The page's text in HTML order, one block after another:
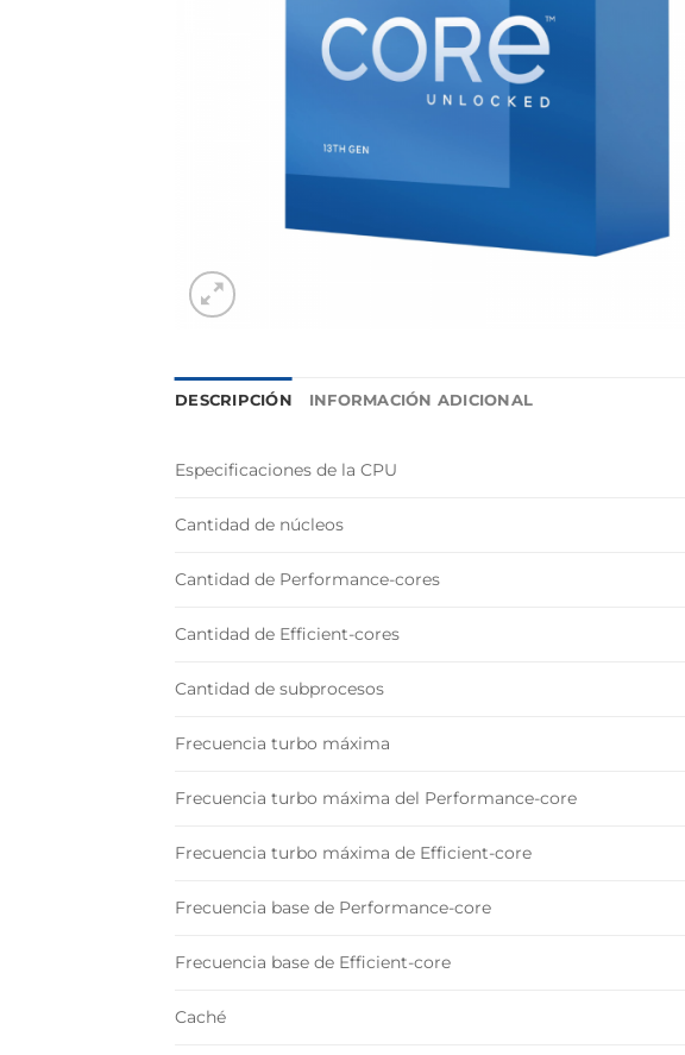
DESCRIPCIÓN INFORMACIÓN ADICIONAL
Especificaciones de la CPU
Cantidad de núcleos
Cantidad de Performance-cores
Cantidad de Efficient-cores
Cantidad de subprocesos
Frecuencia turbo máxima
Frecuencia turbo máxima del Performance-core
Frecuencia turbo máxima de Efficient-core
Frecuencia base de Performance-core
Frecuencia base de Efficient-core
Caché